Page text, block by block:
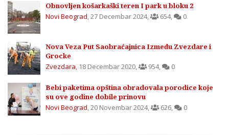
Obnovljen košarkaški teren I park u bloku 2
Novi Beograd,27 Decembar 2024, 654, 0
Nova Veza Put Saobraćajnica Između Zvezdare i
Grocke
Zvezdara, 18 Decembar 2020, 954, 0
Bebi paketima opština obradovala porodice koje
su ove godine dobile prinovu
Novi Beograd,20 Novembar 2024, 626, 0